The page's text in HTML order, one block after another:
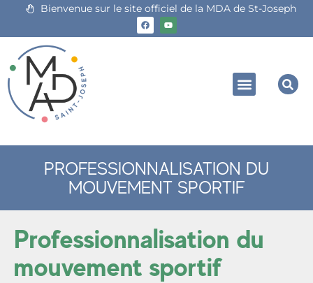
Bienvenue sur le site officiel de la MDA de St-Joseph
PROFESSIONNALISATION DU
MOUVEMENT SPORTIF
Professionnalisation du
mouvement sportif